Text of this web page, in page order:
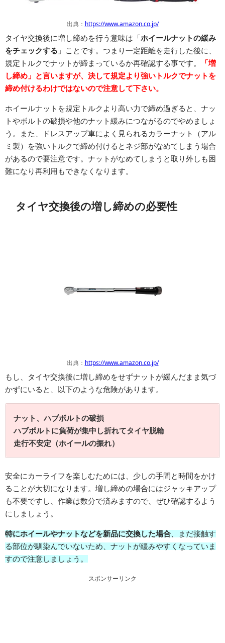
出典： https://www.amazon.co.jp/
タイヤ交換後に増し締めを行う意味は「ホイールナットの緩み
をチェックする 」ことです。つまり一定距離を走行した後に、
規定トルクでナットが締まっているか再確認する事です。
「増
し締め」と言いますが、決して規定より強いトルクでナットを
締め付けるわけではないので注意して下さい。
ホイールナットを規定トルクより高い力で締め過ぎると、ナッ
トやボルトの破損や他のナット緩みにつながるのでやめましょ
う。また、ドレスアップ車によく見られるカラーナット（アル
ミ製）を強いトルクで締め付けるとネジ部がなめてしまう場合
があるので要注意です。ナットがなめてしまうと取り外しも困
難になり再利用もできなくなります。
タイヤ交換後の増し締めの必要性
出典： https://www.amazon.co.jp/
もし、タイヤ交換後に増し締めをせずナットが緩んだまま気づ
かずにいると、以下のような危険があります。
ナット、ハブボルトの破損
ハブボルトに負荷が集中し折れてタイヤ脱輪
走行不安定（ホイールの振れ）
安全にカーライフを楽しむためには、少しの手間と時間をかけ
ることが大切になります。増し締めの場合にはジャッキアップ
も不要ですし、作業は数分で済みますので、ぜひ確認するよう
にしましょう。
特にホイールやナットなどを新品に交換した場合 、まだ接触す
る部位が馴染んでいないため、ナットが緩みやすくなっていま
すので注意しましょう。
スポンサーリンク